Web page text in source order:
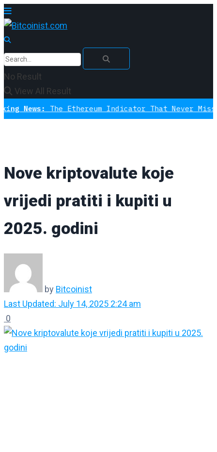
No Result
View All Result
The Ethereum Indicator That Never Missed A
Nove kriptovalute koje
vrijedi pratiti i kupiti u
2025. godini
by Bitcoinist
Last Updated: July 14, 2025 2:24 am
0